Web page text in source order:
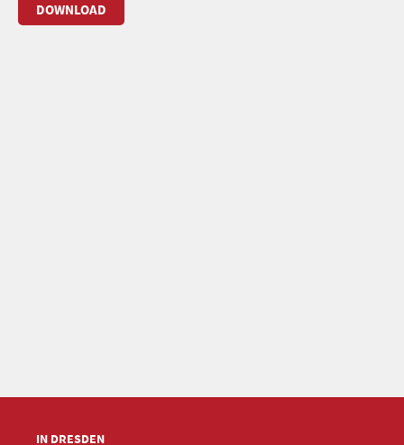
DOWNLOAD
IN DRESDEN